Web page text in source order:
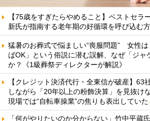
【75歳をすぎたらやめること】ベストセラ
新氏が指南する老年期の好循環を呼び込む
猛暑のお葬式で悩ましい“喪服問題” 女性
ばOK」という俗説に潜む誤解、なぜ「ジャ
か？《1級葬祭ディレクターが解説》
【クレジット決済代行・全東信が破産】63
しながら「20年以上の粉飾決算」を見抜
現場では“自転車操業”の焦りも表出していた
「何がやりたいのか分からない」竹中平蔵